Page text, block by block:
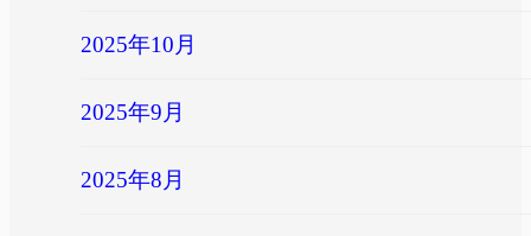
2025年10月
2025年9月
2025年8月